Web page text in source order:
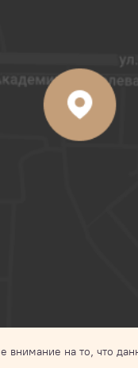
внимание на то, что